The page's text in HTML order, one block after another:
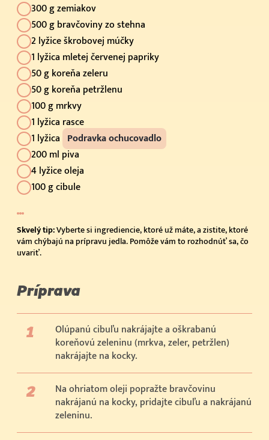
300 g zemiakov
500 g bravčoviny zo stehna
2 lyžice škrobovej múčky
1 lyžica mletej červenej papriky
50 g koreňa zeleru
50 g koreňa petržlenu
100 g mrkvy
1 lyžica rasce
1 lyžica Podravka ochucovadlo
200 ml piva
4 lyžice oleja
100 g cibule
Skvelý tip:Vyberte si ingrediencie, ktoré už máte, a zistite, ktoré
vám chýbajú na prípravu jedla. Pomôže vám to rozhodnúť sa, čo
uvariť.
Príprava
Olúpanú cibuľu nakrájajte a oškrabanú
koreňovú zeleninu (mrkva, zeler, petržlen)
nakrájajte na kocky.
Na ohriatom oleji popražte bravčovinu
nakrájanú na kocky, pridajte cibuľu a nakrájanú
zeleninu.